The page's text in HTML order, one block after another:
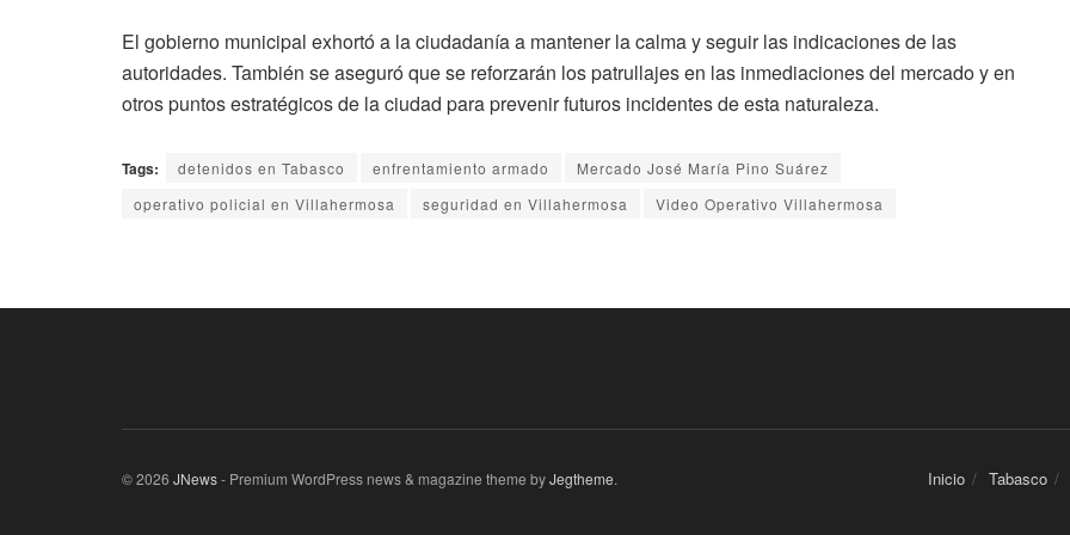
El gobierno municipal exhortó a la ciudadanía a mantener la calma y seguir las indicaciones de las
autoridades. También se aseguró que se reforzarán los patrullajes en las inmediaciones del mercado y en
otros puntos estratégicos de la ciudad para prevenir futuros incidentes de esta naturaleza.
Tags: detenidos en Tabasco enfrentamiento armado
Mercado José María Pino Suárez
operativo policial en Villahermosa
seguridad en Villahermosa Video Operativo Villahermosa
Inicio Tabasco
© 2026 JNews- Premium WordPress news & magazine theme byJegtheme.